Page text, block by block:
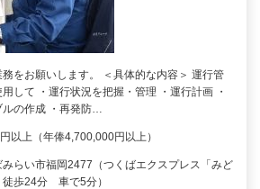
をお願いします。 ＜具体的な内容＞ 運行管
して ・運行状況を把握・管理 ・運行計画 ・
の作成 ・再発防…
以上（年俸4,700,000円以上）
らい市福岡2477（つくばエクスプレス「みど
徒歩24分 車で5分）